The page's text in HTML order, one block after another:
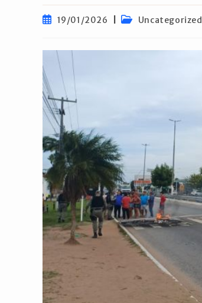
Post19/01/2026
Categoria
Uncategorized